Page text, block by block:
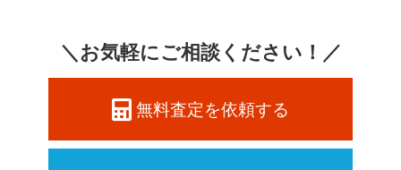
＼お気軽にご相談ください！／
無料査定を依頼する